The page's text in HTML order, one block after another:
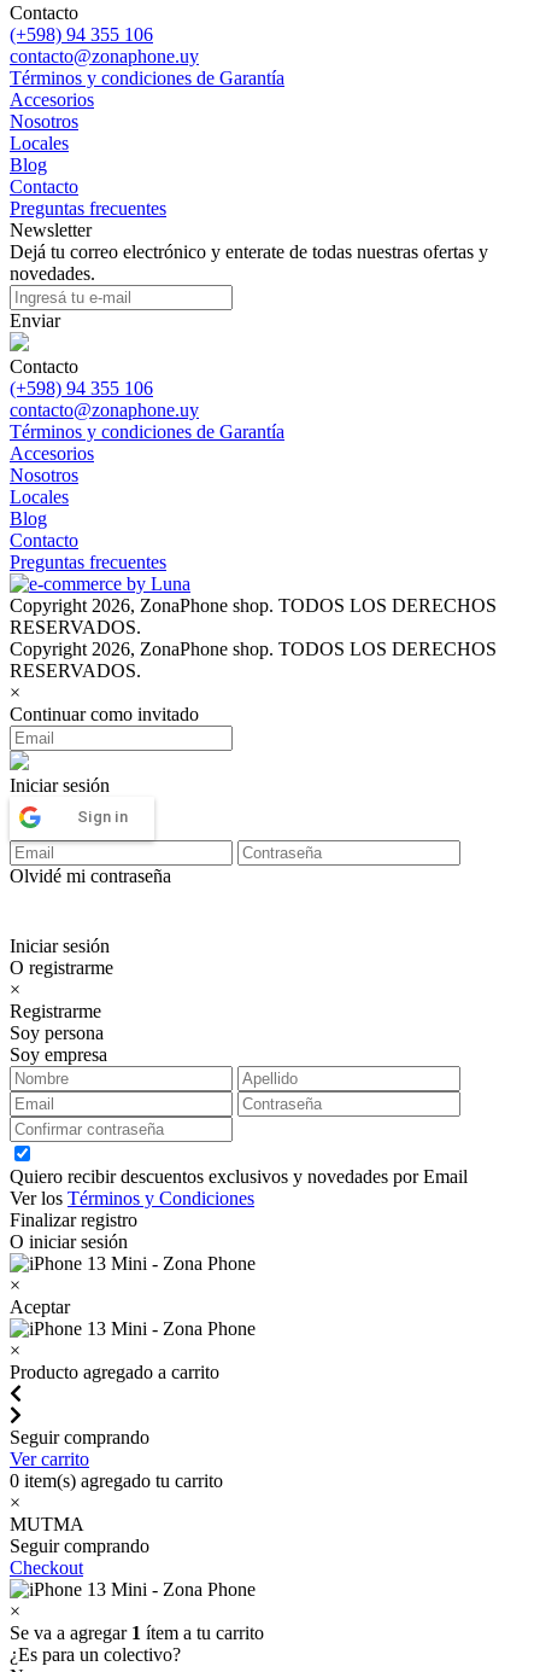
Contacto
(+598) 94 355 106
contacto@zonaphone.uy
Términos y condiciones de Garantía
Accesorios
Nosotros
Locales
Blog
Contacto
Preguntas frecuentes
Newsletter
Dejá tu correo electrónico y enterate de todas nuestras ofertas y
novedades.
Enviar
Contacto
(+598) 94 355 106
contacto@zonaphone.uy
Términos y condiciones de Garantía
Accesorios
Nosotros
Locales
Blog
Contacto
Preguntas frecuentes
Copyright 2026, ZonaPhone shop. TODOS LOS DERECHOS
RESERVADOS.
Copyright 2026, ZonaPhone shop. TODOS LOS DERECHOS
RESERVADOS.
×
Continuar como invitado
Iniciar sesión
Sign in
Olvidé mi contraseña
Iniciar sesión
O registrarme
×
Registrarme
Soy persona
Soy empresa
Quiero recibir descuentos exclusivos y novedades por Email
Ver los Términos y Condiciones
Finalizar registro
O iniciar sesión
×
Aceptar
×
Producto agregado a carrito
Seguir comprando
Ver carrito
0 item(s) agregado tu carrito
×
MUTMA
Seguir comprando
Checkout
×
Se va a agregar 1 ítem a tu carrito
¿Es para un colectivo?